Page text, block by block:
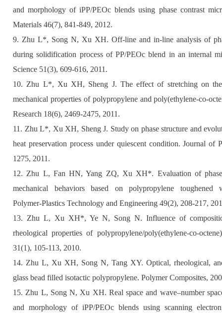
and morphology of iPP/PEOc blends using phase contrast
Materials 46(7), 841-849, 2012.
9. Zhu L*, Song N, Xu XH. Off-line and in-line analysis of
during solidification process of PP/PEOc blend in an internal
Science 51(3), 609-616, 2011.
10. Zhu L*, Xu XH, Sheng J. The effect of stretching on the
mechanical properties of polypropylene and poly(ethylene-co-
Research 18(6), 2469-2475, 2011.
11. Zhu L*, Xu XH, Sheng J. Study on phase structure and
heat preservation process under quiescent condition. Journal of
1275, 2011.
12. Zhu L, Fan HN, Yang ZQ, Xu XH*. Evaluation of phase
mechanical behaviors based on polypropylene toughened
Polymer-Plastics Technology and Engineering 49(2), 208-217,
13. Zhu L, Xu XH*, Ye N, Song N. Influence of
rheological properties of polypropylene/poly(ethylene-co-
31(1), 105-113, 2010.
14. Zhu L, Xu XH, Song N, Tang XY. Optical, rheological,
glass bead filled isotactic polypropylene. Polymer Composites,
15. Zhu L, Song N, Xu XH. Real space and wave–number
and morphology of iPP/PEOc blends using scanning